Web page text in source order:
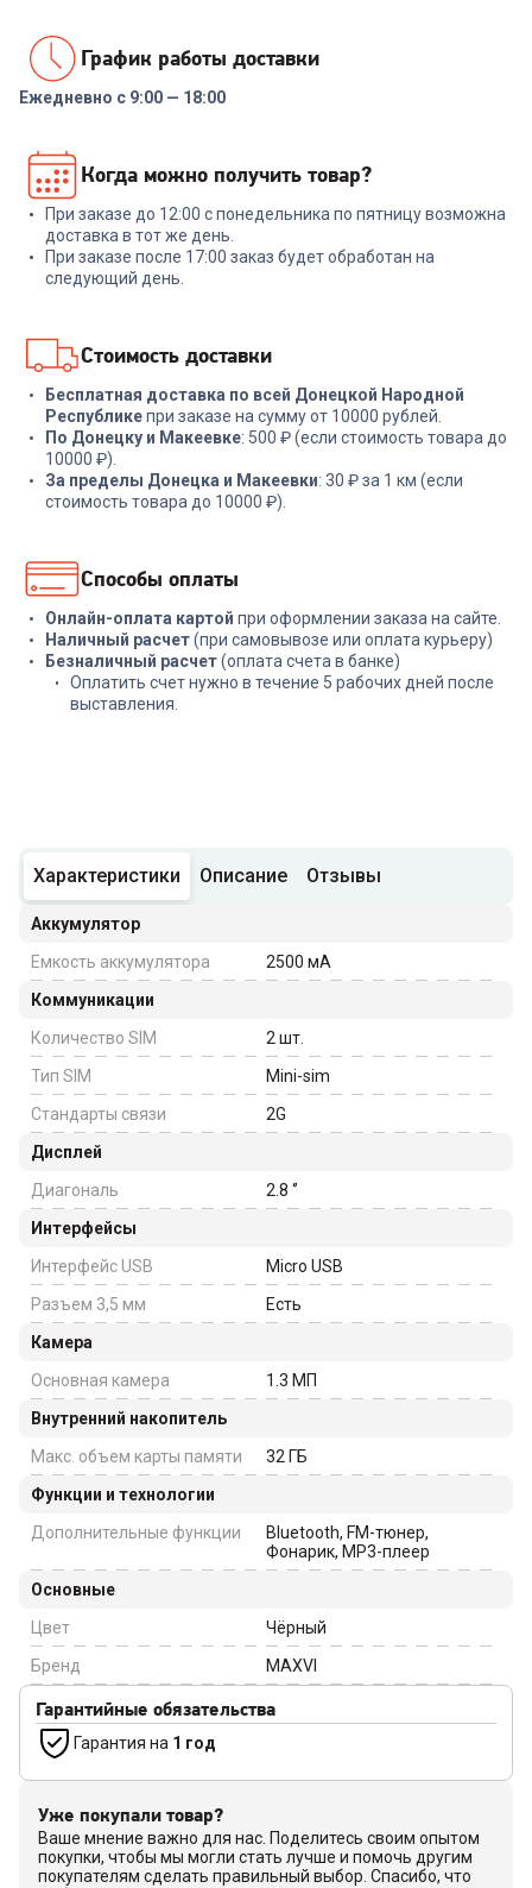
Внешний аккумулятор Tecno
Pocket S201 20000mAh 2.4A
2xUSB-A/USB-C черный
+ 53 бонуса
1 799₽
CLN 30598 200ml+microfibre
399 ₽
График работы доставки
Ежедневно с 9:00 — 18:00
Когда можно получить товар?
При заказе до 12:00 с понедельника по пятницу возможна
доставка в тот же день.
При заказе после 17:00 заказ будет обработан на
следующий день.
Стоимость доставки
Бесплатная доставка по всей Донецкой Народной
Республикепри заказе на сумму от 10000 рублей.
По Донецку и Макеевке: 500 ₽ (если стоимость товара до
10000 ₽).
За пределы Донецка и Макеевки: 30 ₽ за 1 км (если
стоимость товара до 10000 ₽).
Способы оплаты
Онлайн-оплата картой при оформлении заказа на сайте.
Наличный расчет(при самовывозе или оплата курьеру)
Безналичный расчет(оплата счета в банке)
Оплатить счет нужно в течение 5 рабочих дней после
выставления.
Характеристики Описание Отзывы
Аккумулятор
Емкость аккумулятора
2500 мА
Коммуникации
Количество SIM
2 шт.
Тип SIM
Mini-sim
Стандарты связи
2G
Дисплей
Диагональ
2.8 ‘’
Интерфейсы
Интерфейс USB
Micro USB
Разъем 3,5 мм
Есть
Камера
Основная камера
1.3 МП
Внутренний накопитель
Макс. объем карты памяти
32 ГБ
Функции и технологии
Дополнительные функции
Bluetooth, FM-тюнер,
Фонарик, MP3-плеер
Основные
Цвет
Чёрный
Бренд
MAXVI
Гарантийные обязательства
Гарантия на 1 год
Уже покупали товар?
Ваше мнение важно для нас. Поделитесь своим опытом
покупки, чтобы мы могли стать лучше и помочь другим
покупателям сделать правильный выбор. Спасибо, что